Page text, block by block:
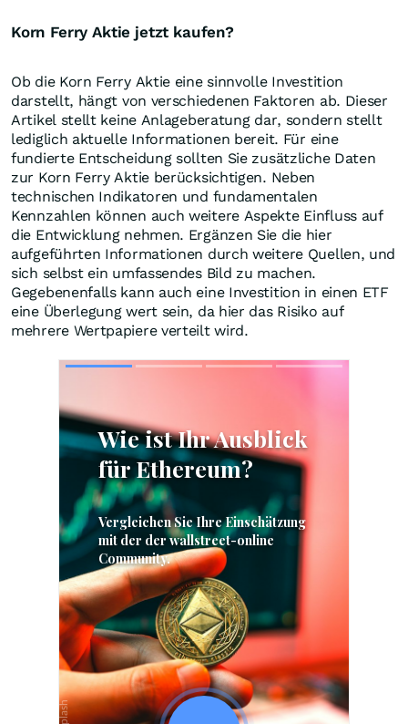
Korn Ferry Aktie jetzt kaufen?
Ob die Korn Ferry Aktie eine sinnvolle Investition
darstellt, hängt von verschiedenen Faktoren ab. Dieser
Artikel stellt keine Anlageberatung dar, sondern stellt
lediglich aktuelle Informationen bereit. Für eine
fundierte Entscheidung sollten Sie zusätzliche Daten
zur Korn Ferry Aktie berücksichtigen. Neben
technischen Indikatoren und fundamentalen
Kennzahlen können auch weitere Aspekte Einfluss auf
die Entwicklung nehmen. Ergänzen Sie die hier
aufgeführten Informationen durch weitere Quellen, und
sich selbst ein umfassendes Bild zu machen.
Gegebenenfalls kann auch eine Investition in einen ETF
eine Überlegung wert sein, da hier das Risiko auf
mehrere Wertpapiere verteilt wird.